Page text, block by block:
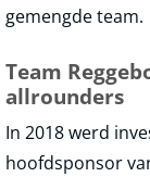
gemengde team.
Team
allrounders
In 2018 werd
hoofdsponsor